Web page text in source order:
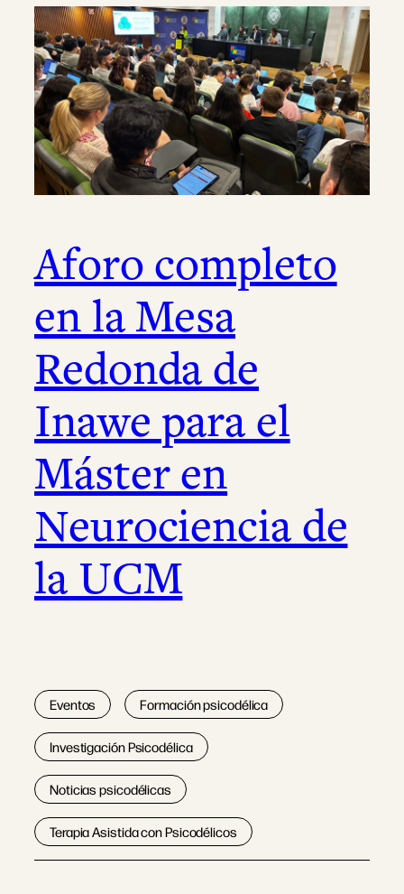
Aforo completo
en la Mesa
Redonda de
Inawe para el
Máster en
Neurociencia de
la UCM
Eventos Formación psicodélica
Investigación Psicodélica
Noticias psicodélicas
Terapia Asistida con Psicodélicos